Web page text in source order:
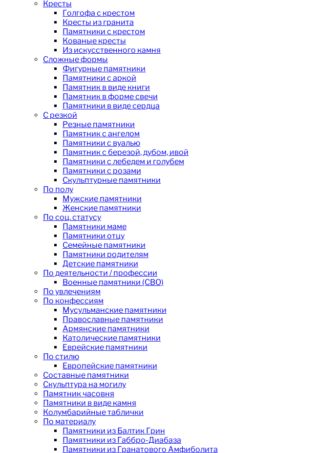
Кресты
Голгофа с крестом
Кресты из гранита
Памятники с крестом
Кованые кресты
Из искусственного камня
Сложные формы
Фигурные памятники
Памятники с аркой
Памятник в виде книги
Памятник в форме свечи
Памятники в виде сердца
С резкой
Резные памятники
Памятник с ангелом
Памятники с вуалью
Памятник с березой, дубом, ивой
Памятники с лебедем и голубем
Памятники с розами
Скульптурные памятники
По полу
Мужские памятники
Женские памятники
По соц. статусу
Памятники маме
Памятники отцу
Семейные памятники
Памятники родителям
Детские памятники
По деятельности / профессии
Военные памятники (СВО)
По увлечениям
По конфессиям
Мусульманские памятники
Православные памятники
Армянские памятники
Католические памятники
Еврейские памятники
По стилю
Европейские памятники
Составные памятники
Скульптура на могилу
Памятник часовня
Памятники в виде камня
Колумбарийные таблички
По материалу
Памятники из Балтик Грин
Памятники из Габбро-Диабаза
Памятники из Гранатового Амфиболита